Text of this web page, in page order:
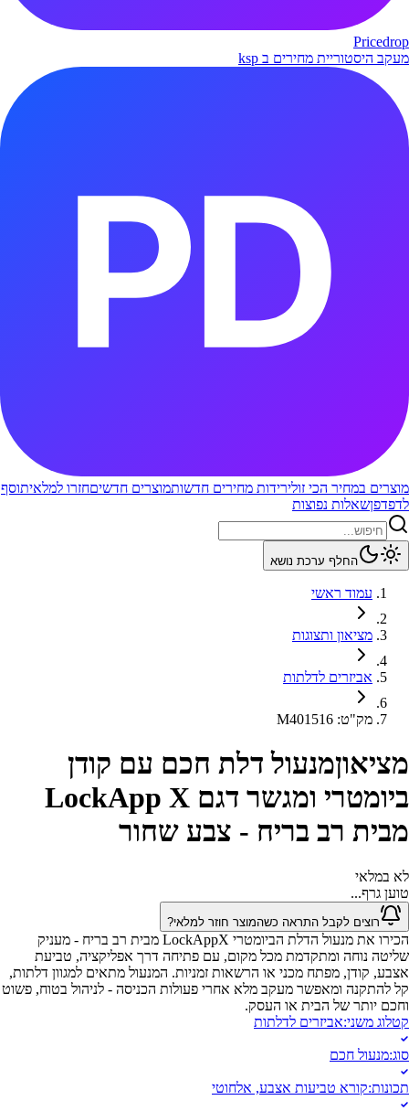
Pricedrop
מעקב היסטוריית מחירים ב ksp
מוצרים במחיר הכי זולירידות מחירים חדשותמוצרים חדשיםחזרו למלאיתוסף
לדפדפןשאלות נפוצות
החלף ערכת נושא
עמוד ראשי
מציאון ותצוגות
אביזרים לדלתות
מק"ט:
M401516
מציאוןמנעול דלת חכם עם קודן
ביומטרי ומגשר דגם LockApp X
מבית רב בריח - צבע שחור
לא במלאי
טוען גרף...
רוצים לקבל התראה כשהמוצר חוזר למלאי?
הכירו את מנעול הדלת הביומטרי LockAppX מבית רב בריח - מעניק
שליטה נוחה ומתקדמת מכל מקום, עם פתיחה דרך אפליקציה, טביעת
אצבע, קודן, מפתח מכני או הרשאות זמניות. המנעול מתאים למגוון דלתות,
קל להתקנה ומאפשר מעקב מלא אחרי פעולות הכניסה - לניהול בטוח, פשוט
וחכם יותר של הבית או העסק.
קטלוג משני:אביזרים לדלתות
סוג:מנעול חכם
תכונות:קורא טביעות אצבע, אלחוטי